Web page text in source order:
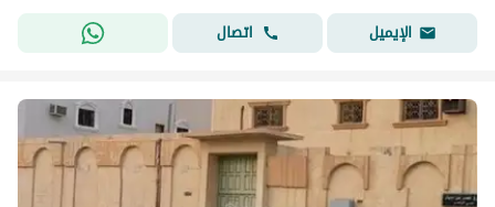
الإيميل
اتصال